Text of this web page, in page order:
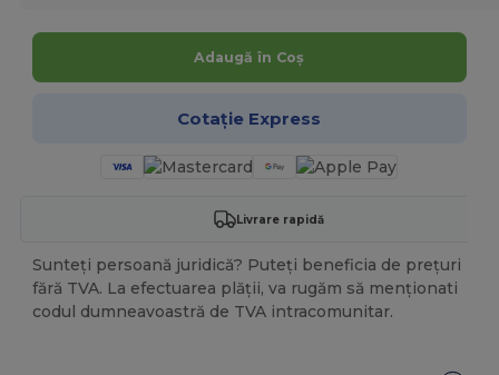
Adaugă în Coș
Cotație Express
Livrare rapidă
Sunteți persoană juridică? Puteți beneficia de prețuri
fără TVA. La efectuarea plății, va rugăm să menționati
codul dumneavoastră de TVA intracomunitar.